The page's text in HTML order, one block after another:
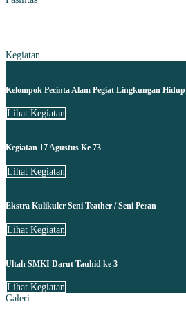
Kegiatan
Kelompok Pecinta Alam Pegiat Lingkungan Hidup
Lihat Kegiatan
Kegiatan 17 Agustus Ke 73
Lihat Kegiatan
Ekstra Kulikuler Seni Teather / Seni Peran
Lihat Kegiatan
Ultah SMKI Darut Tauhid ke 3
Lihat Kegiatan
Galeri